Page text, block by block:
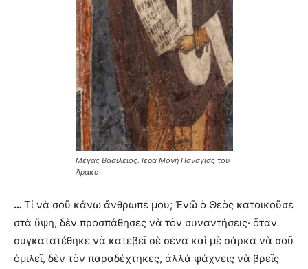
Μέγας Βασίλειος. Ιερά Μονή Παναγίας του
Άρακα
… Τί νὰ σοῦ κάνω ἄνθρωπέ μου; Ἐνῶ ὁ Θεὸς κατοικοῦσε
στὰ ὕψη, δὲν προσπάθησες νὰ τὸν συναντήσεις· ὅταν
συγκατατέθηκε νὰ κατεβεῖ σὲ σένα καὶ μὲ σάρκα νὰ σοῦ
ὁμιλεῖ, δὲν τὸν παραδέχτηκες, ἀλλά ψάχνεις νὰ βρεῖς